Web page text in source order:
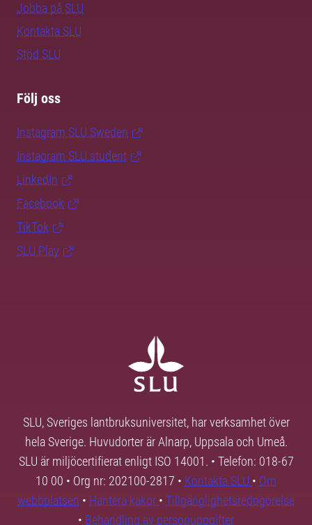
Jobba på SLU
Kontakta SLU
Stöd SLU
Följ oss
Instagram SLU.Sweden
Instagram SLU.student
LinkedIn
Facebook
TikTok
SLU Play
SLU, Sveriges lantbruksuniversitet, har verksamhet över
hela Sverige. Huvudorter är Alnarp, Uppsala och Umeå.
SLU är miljöcertifierat enligt ISO 14001. • Telefon: 018-67
10 00 • Org nr: 202100-2817 • Kontakta SLU • Om
webbplatsen • Hantera kakor • Tillgänglighetsredogörelse
• Behandling av personuppgifter